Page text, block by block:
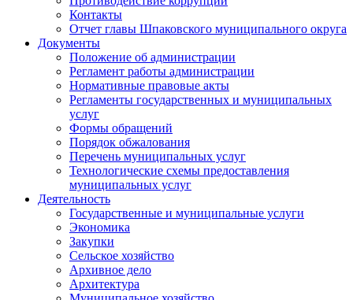
Контакты
Отчет главы Шпаковского муниципального округа
Документы
Положение об администрации
Регламент работы администрации
Нормативные правовые акты
Регламенты государственных и муниципальных
услуг
Формы обращений
Порядок обжалования
Перечень муниципальных услуг
Технологические схемы предоставления
муниципальных услуг
Деятельность
Государственные и муниципальные услуги
Экономика
Закупки
Сельское хозяйство
Архивное дело
Архитектура